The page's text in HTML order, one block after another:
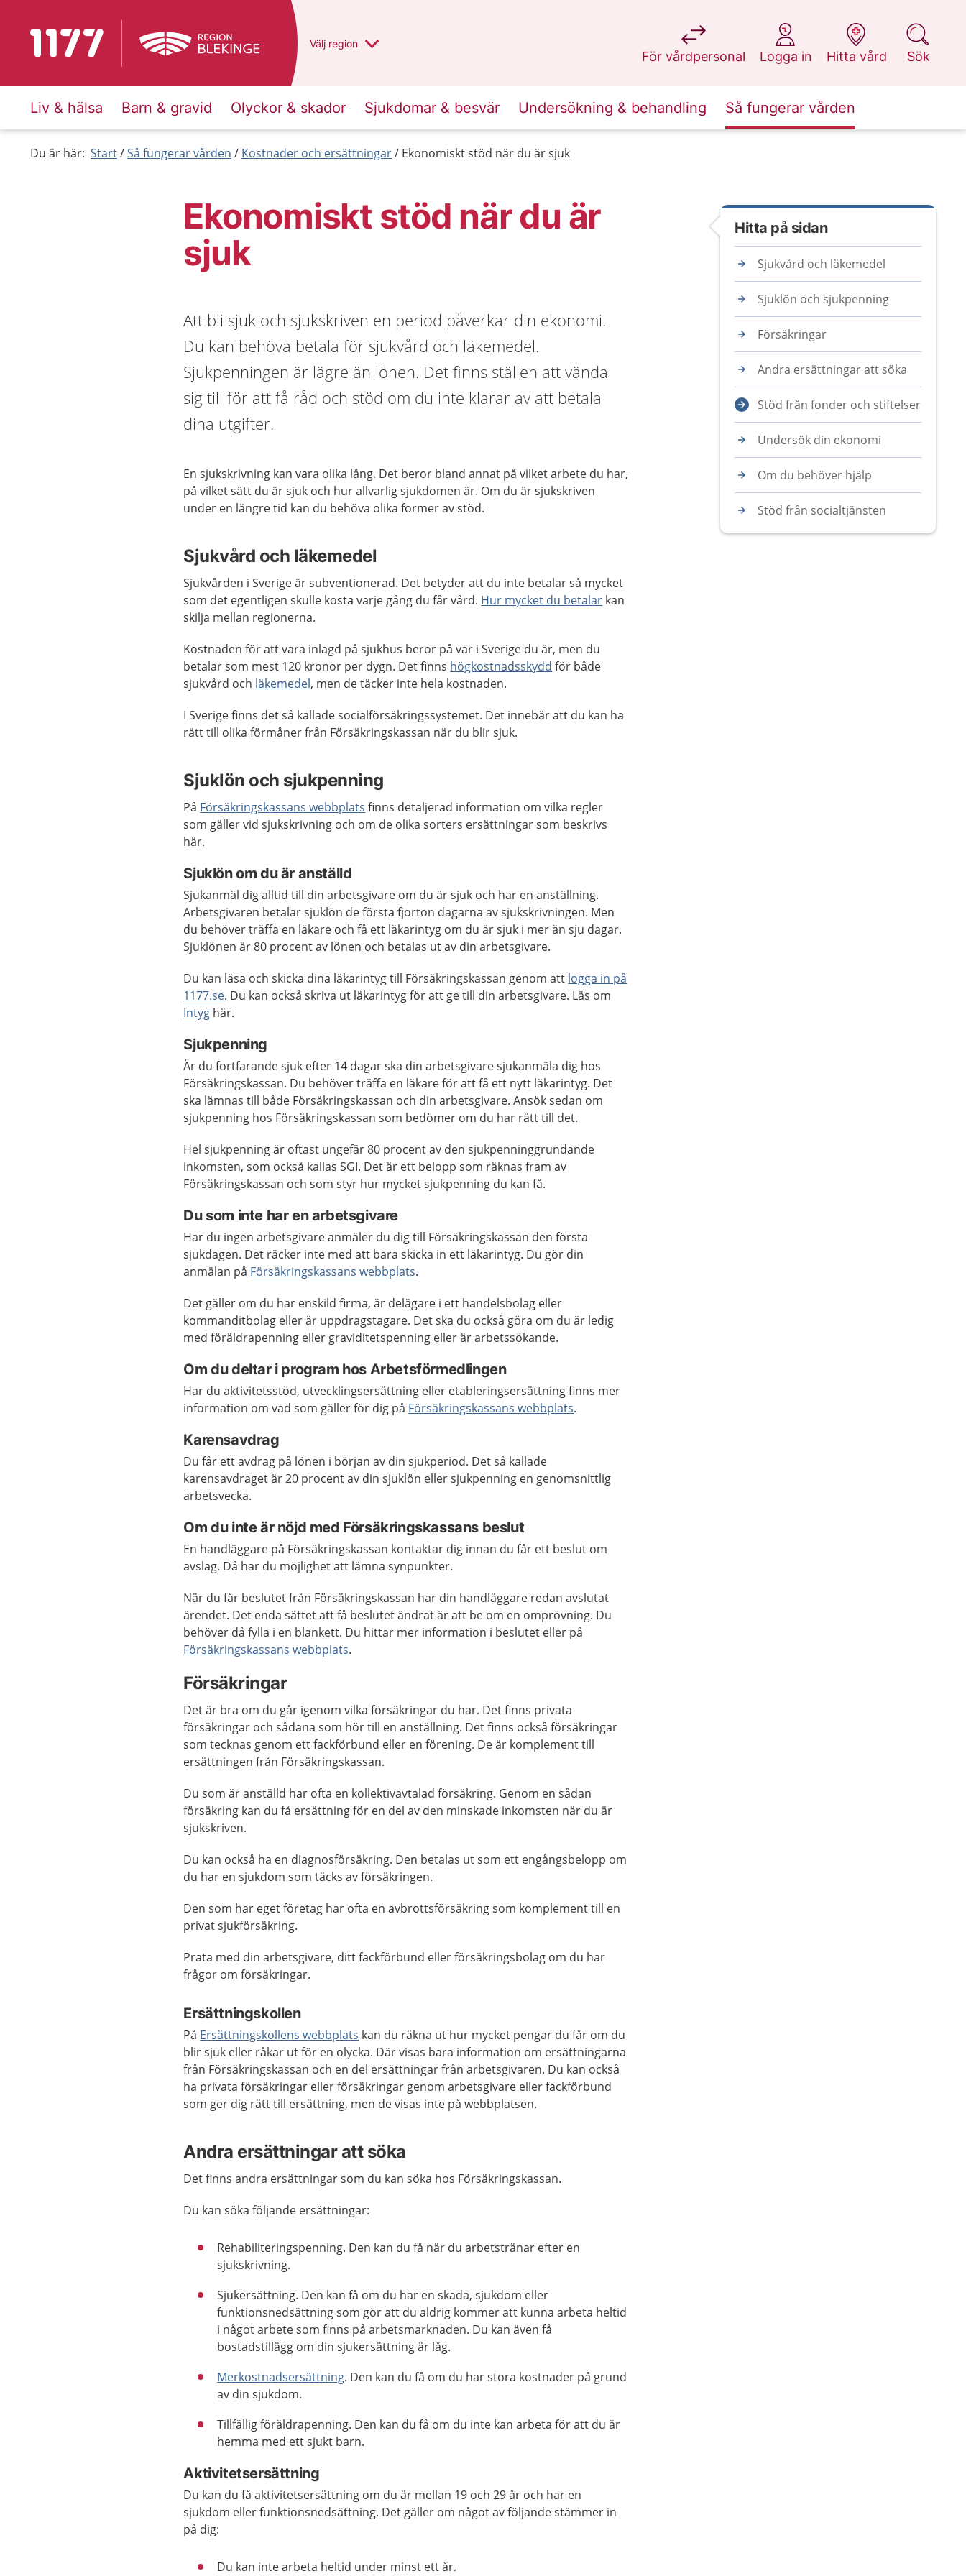
Till startsidan för 1177 Du har valt region
Välj en annan
region
För vårdpersonal
på 1177.se
Logga in
på 1177.se
Hitta vård
på 1177.se
Sök
på 1177.se
Liv & hälsa Barn & gravid Olyckor & skador Sjukdomar & besvär Undersökning & behandling Så fungerar vården
Du är här: Start Så fungerar vården Kostnader och ersättningar Ekonomiskt stöd när du är sjuk
Ekonomiskt stöd när du är
sjuk
Att bli sjuk och sjukskriven en period påverkar din ekonomi.
Du kan behöva betala för sjukvård och läkemedel.
Sjukpenningen är lägre än lönen. Det finns ställen att vända
sig till för att få råd och stöd om du inte klarar av att betala
dina utgifter.
En sjukskrivning kan vara olika lång. Det beror bland annat på vilket arbete du har,
på vilket sätt du är sjuk och hur allvarlig sjukdomen är. Om du är sjukskriven
under en längre tid kan du behöva olika former av stöd.
Sjukvård och läkemedel
Sjukvården i Sverige är subventionerad. Det betyder att du inte betalar så mycket
som det egentligen skulle kosta varje gång du får vård. Hur mycket du betalar kan
skilja mellan regionerna.
Kostnaden för att vara inlagd på sjukhus beror på var i Sverige du är, men du
betalar som mest 120 kronor per dygn. Det finns högkostnadsskydd för både
sjukvård och läkemedel, men de täcker inte hela kostnaden.
I Sverige finns det så kallade socialförsäkringssystemet. Det innebär att du kan ha
rätt till olika förmåner från Försäkringskassan när du blir sjuk.
Sjuklön och sjukpenning
På Försäkringskassans webbplats finns detaljerad information om vilka regler
som gäller vid sjukskrivning och om de olika sorters ersättningar som beskrivs
här.
Sjuklön om du är anställd
Sjukanmäl dig alltid till din arbetsgivare om du är sjuk och har en anställning.
Arbetsgivaren betalar sjuklön de första fjorton dagarna av sjukskrivningen. Men
du behöver träffa en läkare och få ett läkarintyg om du är sjuk i mer än sju dagar.
Sjuklönen är 80 procent av lönen och betalas ut av din arbetsgivare.
Du kan läsa och skicka dina läkarintyg till Försäkringskassan genom att logga in på
1177.se. Du kan också skriva ut läkarintyg för att ge till din arbetsgivare. Läs om
Intyg här.
Sjukpenning
Är du fortfarande sjuk efter 14 dagar ska din arbetsgivare sjukanmäla dig hos
Försäkringskassan. Du behöver träffa en läkare för att få ett nytt läkarintyg. Det
ska lämnas till både Försäkringskassan och din arbetsgivare. Ansök sedan om
sjukpenning hos Försäkringskassan som bedömer om du har rätt till det.
Hel sjukpenning är oftast ungefär 80 procent av den sjukpenninggrundande
inkomsten, som också kallas SGI. Det är ett belopp som räknas fram av
Försäkringskassan och som styr hur mycket sjukpenning du kan få.
Du som inte har en arbetsgivare
Har du ingen arbetsgivare anmäler du dig till Försäkringskassan den första
sjukdagen. Det räcker inte med att bara skicka in ett läkarintyg. Du gör din
anmälan på Försäkringskassans webbplats.
Det gäller om du har enskild firma, är delägare i ett handelsbolag eller
kommanditbolag eller är uppdragstagare. Det ska du också göra om du är ledig
med föräldrapenning eller graviditetspenning eller är arbetssökande.
Om du deltar i program hos Arbetsförmedlingen
Har du aktivitetsstöd, utvecklingsersättning eller etableringsersättning finns mer
information om vad som gäller för dig på Försäkringskassans webbplats.
Karensavdrag
Du får ett avdrag på lönen i början av din sjukperiod. Det så kallade
karensavdraget är 20 procent av din sjuklön eller sjukpenning en genomsnittlig
arbetsvecka.
Om du inte är nöjd med Försäkringskassans beslut
En handläggare på Försäkringskassan kontaktar dig innan du får ett beslut om
avslag. Då har du möjlighet att lämna synpunkter.
När du får beslutet från Försäkringskassan har din handläggare redan avslutat
ärendet. Det enda sättet att få beslutet ändrat är att be om en omprövning. Du
behöver då fylla i en blankett. Du hittar mer information i beslutet eller på
Försäkringskassans webbplats.
Försäkringar
Det är bra om du går igenom vilka försäkringar du har. Det finns privata
försäkringar och sådana som hör till en anställning. Det finns också försäkringar
som tecknas genom ett fackförbund eller en förening. De är komplement till
ersättningen från Försäkringskassan.
Du som är anställd har ofta en kollektivavtalad försäkring. Genom en sådan
försäkring kan du få ersättning för en del av den minskade inkomsten när du är
sjukskriven.
Du kan också ha en diagnosförsäkring. Den betalas ut som ett engångsbelopp om
du har en sjukdom som täcks av försäkringen.
Den som har eget företag har ofta en avbrottsförsäkring som komplement till en
privat sjukförsäkring.
Prata med din arbetsgivare, ditt fackförbund eller försäkringsbolag om du har
frågor om försäkringar.
Ersättningskollen
På Ersättningskollens webbplats kan du räkna ut hur mycket pengar du får om du
blir sjuk eller råkar ut för en olycka. Där visas bara information om ersättningarna
från Försäkringskassan och en del ersättningar från arbetsgivaren. Du kan också
ha privata försäkringar eller försäkringar genom arbetsgivare eller fackförbund
som ger dig rätt till ersättning, men de visas inte på webbplatsen.
Andra ersättningar att söka
Det finns andra ersättningar som du kan söka hos Försäkringskassan.
Du kan söka följande ersättningar:
Rehabiliteringspenning. Den kan du få när du arbetstränar efter en
sjukskrivning.
Sjukersättning. Den kan få om du har en skada, sjukdom eller
funktionsnedsättning som gör att du aldrig kommer att kunna arbeta heltid
i något arbete som finns på arbetsmarknaden. Du kan även få
bostadstillägg om din sjukersättning är låg.
Merkostnadsersättning. Den kan du få om du har stora kostnader på grund
av din sjukdom.
Tillfällig föräldrapenning. Den kan du få om du inte kan arbeta för att du är
hemma med ett sjukt barn.
Aktivitetsersättning
Du kan du få aktivitetsersättning om du är mellan 19 och 29 år och har en
sjukdom eller funktionsnedsättning. Det gäller om något av följande stämmer in
på dig:
Du kan inte arbeta heltid under minst ett år.
Hitta på sidan
Sjukvård och läkemedel
Sjuklön och sjukpenning
Försäkringar
Andra ersättningar att söka
Stöd från fonder och stiftelser
Undersök din ekonomi
Om du behöver hjälp
Stöd från socialtjänsten